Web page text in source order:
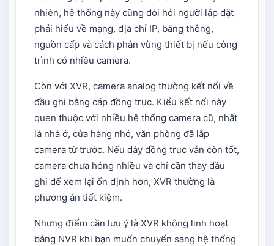
nhiên, hệ thống này cũng đòi hỏi người lắp đặt
phải hiểu về mạng, địa chỉ IP, băng thông,
nguồn cấp và cách phân vùng thiết bị nếu công
trình có nhiều camera.
Còn với XVR, camera analog thường kết nối về
đầu ghi bằng cáp đồng trục. Kiểu kết nối này
quen thuộc với nhiều hệ thống camera cũ, nhất
là nhà ở, cửa hàng nhỏ, văn phòng đã lắp
camera từ trước. Nếu dây đồng trục vẫn còn tốt,
camera chưa hỏng nhiều và chỉ cần thay đầu
ghi để xem lại ổn định hơn, XVR thường là
phương án tiết kiệm.
Nhưng điểm cần lưu ý là XVR không linh hoạt
bằng NVR khi bạn muốn chuyển sang hệ thống